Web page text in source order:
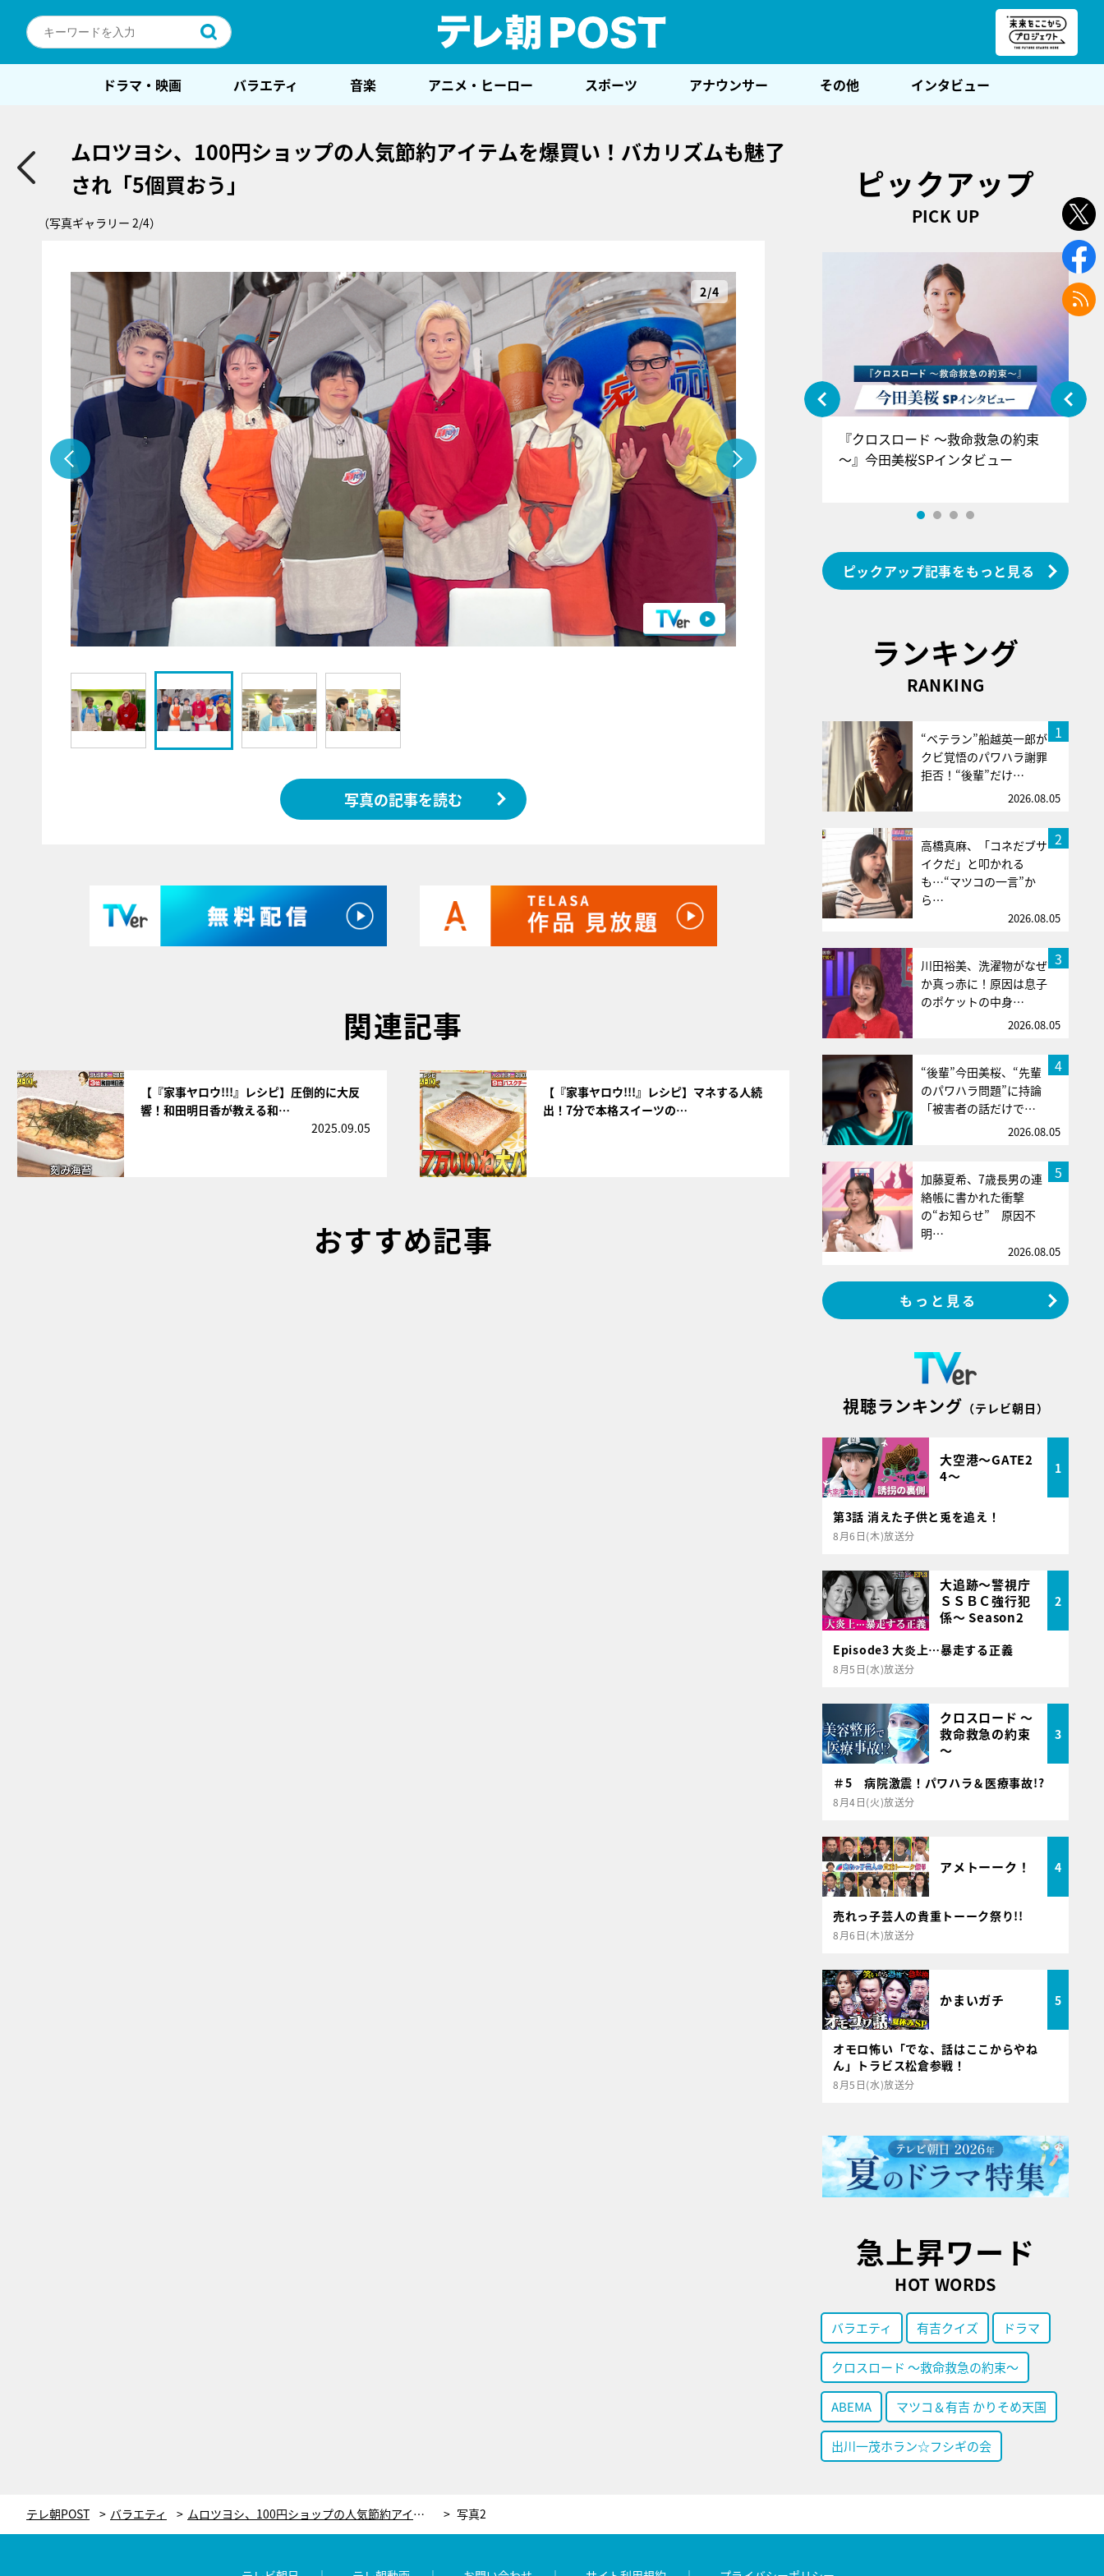
ドラマ・映画 バラエティ 音楽 アニメ・ヒーロー スポーツ アナウンサー その他 インタビュー
ムロツヨシ、100円ショップの人気節約アイテムを爆買い！バカリズムも魅了
され「5個買おう」
（写真ギャラリー 2/4）
2/4
写真の記事を読む
関連記事
【『家事ヤロウ!!!』レシピ】圧倒的に大反
響！和田明日香が教える和…
2025.09.05
【『家事ヤロウ!!!』レシピ】マネする人続
出！7分で本格スイーツの…
おすすめ記事
ピックアップ
PICK UP
『アイ＝ラブ！げーみんぐ』＝LOV
E齋藤樹愛羅＆佐々木舞香SPインタ
ビュー
『クロスロード ～救命救急の約束
～』今田美桜SPインタビュー
ピックアップ記事をもっと見る
ランキング
RANKING
1
“ベテラン”船越英一郎が
クビ覚悟のパワハラ謝罪
拒否！“後輩”だけ…
2026.08.05
2
高橋真麻、「コネだブサ
イクだ」と叩かれる
も…“マツコの一言”か
ら…
2026.08.05
3
川田裕美、洗濯物がなぜ
か真っ赤に！原因は息子
のポケットの中身…
2026.08.05
4
“後輩”今田美桜、“先輩
のパワハラ問題”に持論
「被害者の話だけで…
2026.08.05
5
加藤夏希、7歳長男の連
絡帳に書かれた衝撃
の“お知らせ” 原因不
明…
2026.08.05
もっと見る
視聴ランキング （テレビ朝日）
大空港～GATE2
4～
1
第3話 消えた子供と兎を追え！
8月6日(木)放送分
大追跡～警視庁
ＳＳＢＣ強行犯
係～ Season2
2
Episode3 大炎上…暴走する正義
8月5日(水)放送分
クロスロード ～
救命救急の約束
～
3
＃5 病院激震！パワハラ＆医療事故!?
8月4日(火)放送分
アメトーーク！ 4
売れっ子芸人の貴重トーーク祭り!!
8月6日(木)放送分
かまいガチ 5
オモロ怖い「でな、話はここからやね
ん」トラビス松倉参戦！
8月5日(水)放送分
急上昇ワード
HOT WORDS
バラエティ 有吉クイズ ドラマ
クロスロード ～救命救急の約束～
ABEMA マツコ＆有吉 かりそめ天国
出川一茂ホラン☆フシギの会
テレ朝POST バラエティ ムロツヨシ、100円ショップの人気節約アイテムを爆買い！バカリズムも魅了され「5個買おう」 写真2